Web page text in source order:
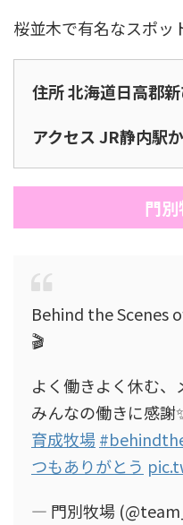
桜並木で有名なスポッ
住所 北海道日高郡
アクセス JR静内駅
門
Behind the Scenes
🎬
よく働きよく休む、
みんなの働きに感謝
育成牧場
つもありがとう
— 門別牧場